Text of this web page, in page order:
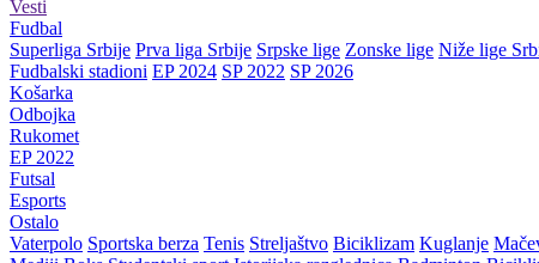
Vesti
Fudbal
Superliga Srbije Prva liga Srbije Srpske lige Zonske lige Niže lige
Fudbalski stadioni EP 2024 SP 2022 SP 2026
Košarka
Odbojka
Rukomet
EP 2022
Futsal
Esports
Ostalo
Vaterpolo Sportska berza Tenis Streljaštvo Biciklizam Kuglanje